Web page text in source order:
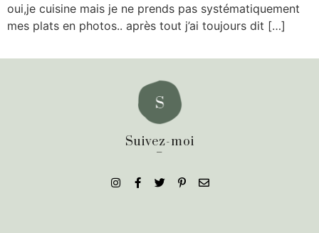
oui,je cuisine mais je ne prends pas systématiquement
mes plats en photos.. après tout j’ai toujours dit […]
Suivez-moi
_